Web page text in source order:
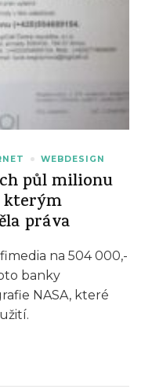
WEBDESIGN
půl milionu
kterým
práva
na 504 000,-
banky
NASA, které